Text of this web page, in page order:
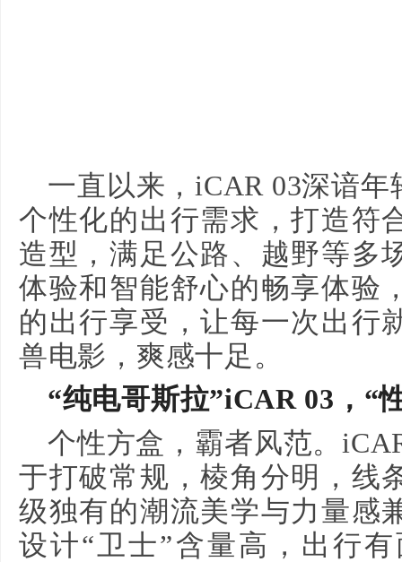
一直以来，iCAR 03深谙
个性化的出行需求，打造符
造型，满足公路、越野等多
体验和智能舒心的畅享体验
的出行享受，让每一次出行
兽电影，爽感十足。
“纯电哥斯拉”iCAR 03，“
个性方盒，霸者风范。
于打破常规，棱角分明，线
级独有的潮流美学与力量感
设计“卫士”含量高，出行